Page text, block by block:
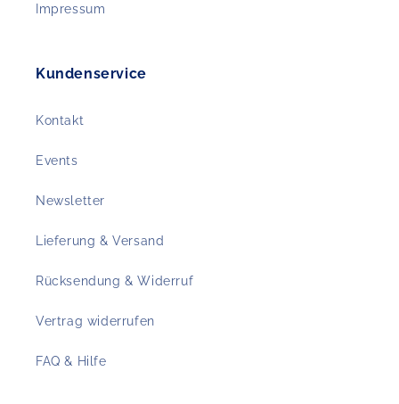
Impressum
Kundenservice
Kontakt
Events
Newsletter
Lieferung & Versand
Rücksendung & Widerruf
Vertrag widerrufen
FAQ & Hilfe